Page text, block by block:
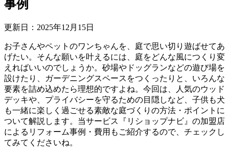
事例
更新日： 2025年12 月 15日
お子さんやペットのワンちゃんを、庭で思い切り遊ばせてあ
げたい。そんな願いを叶えるには、庭をどんな風につくり変
えればいいのでしょうか。砂場やドッグランなどの遊び場を
設けたり、ガーデニングスペースをつくったりと、いろんな
要素を詰め込めたら理想的ですよね。今回は、人気のウッド
デッキや、プライバシーを守るための目隠しなど、子供も犬
も一緒に楽しく過ごせる素敵な庭づくりの方法・ポイントに
ついて解説します。当サービス『リショップナビ』の加盟店
によるリフォーム事例・費用もご紹介するので、チェックし
てみてくださいね。